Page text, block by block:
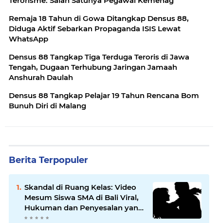
Remaja 18 Tahun di Gowa Ditangkap Densus 88,
Diduga Aktif Sebarkan Propaganda ISIS Lewat
WhatsApp
Densus 88 Tangkap Tiga Terduga Teroris di Jawa
Tengah, Dugaan Terhubung Jaringan Jamaah
Anshurah Daulah
Densus 88 Tangkap Pelajar 19 Tahun Rencana Bom
Bunuh Diri di Malang
Berita Terpopuler
Skandal di Ruang Kelas: Video
Mesum Siswa SMA di Bali Viral,
Hukuman dan Penyesalan yang
Mengikuti